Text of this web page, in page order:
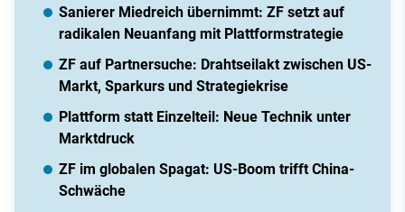
Sanierer Miedreich übernimmt: ZF setzt auf
radikalen Neuanfang mit Plattformstrategie
ZF auf Partnersuche: Drahtseilakt zwischen US-
Markt, Sparkurs und Strategiekrise
Plattform statt Einzelteil: Neue Technik unter
Marktdruck
ZF im globalen Spagat: US-Boom trifft China-
Schwäche